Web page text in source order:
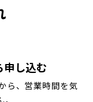
申し込む
ら、営業時間を気